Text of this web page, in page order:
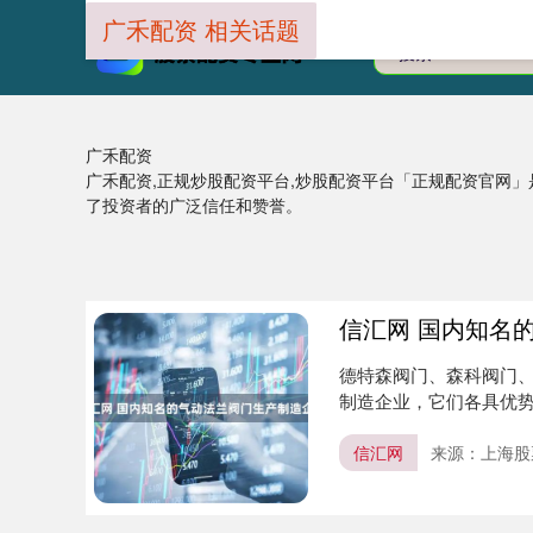
广禾配资
广禾配资,正规炒股配资平台,炒股配资平台「正规配资官网
了投资者的广泛信任和赞誉。
广禾配资 相关话题
信汇网 国内知名
德特森阀门、森科阀门
制造企业，它们各具优
信汇网 来源：上海